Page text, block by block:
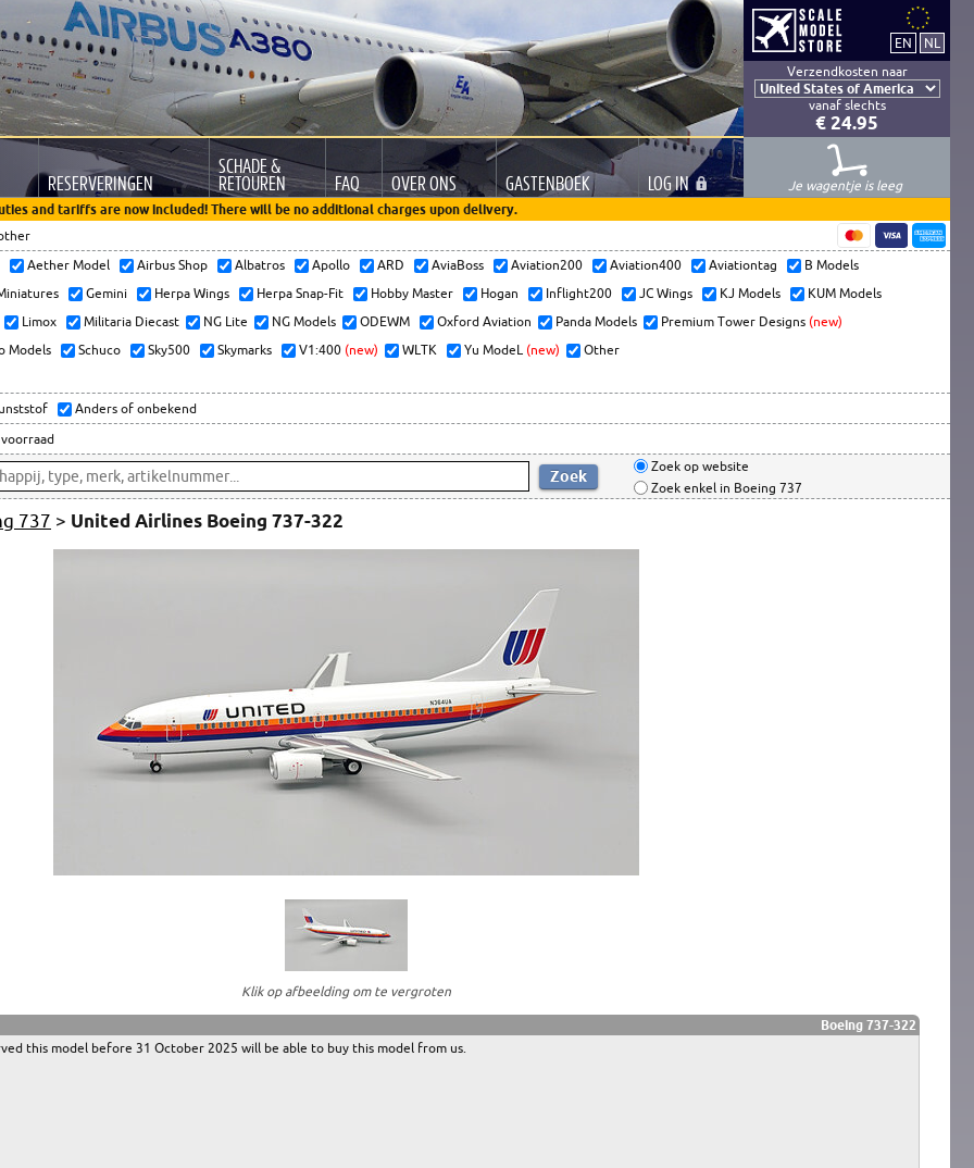
Verzendkosten naar
vanaf slechts
€ 24.95
RESERVERINGEN
SCHADE &
RETOUREN FAQ OVER ONS GASTENBOEK LOGIN
Je wagentje is leeg
and tariffs are now included! There will be no additional charges upon delivery.
Aether Model Airbus Shop Albatros Apollo ARD AviaBoss Aviation200 Aviation400 Aviationtag
B Models
Gemini Herpa Wings Herpa Snap-Fit Hobby Master Hogan Inflight200 JC Wings KJ Models
KUM Models
Limox
Militaria Diecast NG Lite NG Models ODEWM Oxford Aviation Panda Models Premium Tower Designs (new)
Models
Schuco Sky500 Skymarks V1:400 (new) WLTK Yu ModeL (new) Other
Anders of onbekend
Zoek op website
Zoek enkel in Boeing 737
737 > United Airlines Boeing 737-322
Klik op afbeelding om te vergroten
Boeing 737-322
this model before 31 October 2025 will be able to buy this model from us.